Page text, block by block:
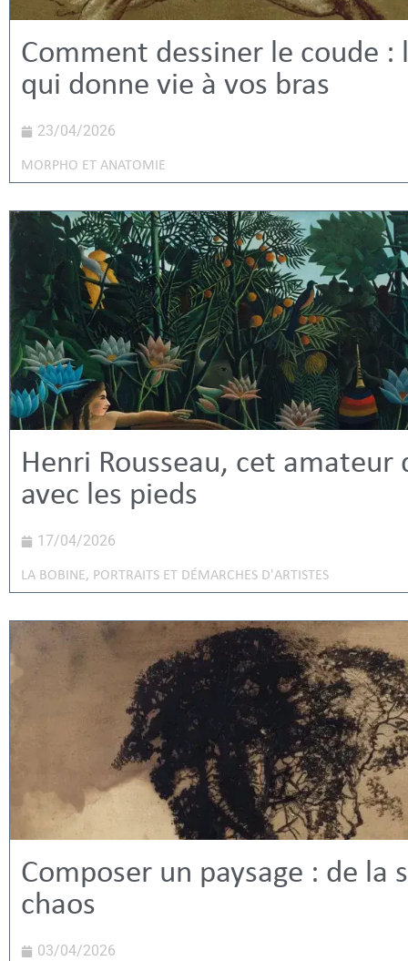
Comment dessiner le coude :
qui donne vie à vos bras
23/04/2026
MORPHO ET ANATOMIE
Henri Rousseau, cet amateur
avec les pieds
17/04/2026
LA BOBINE, PORTRAITS ET DÉMARCHES D'ARTISTES
Composer un paysage : de la
chaos
03/04/2026